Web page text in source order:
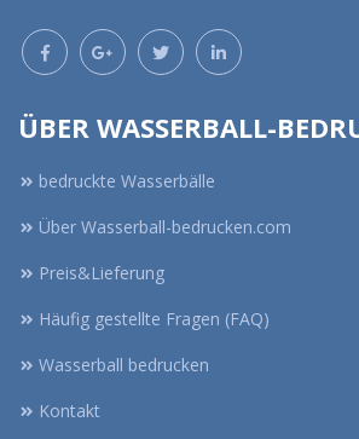
ÜBER WASSERBALL-
bedruckte Wasserbälle
Über Wasserball-bedrucken.com
Preis&Lieferung
Häufig gestellte Fragen (FAQ)
Wasserball bedrucken
Kontakt